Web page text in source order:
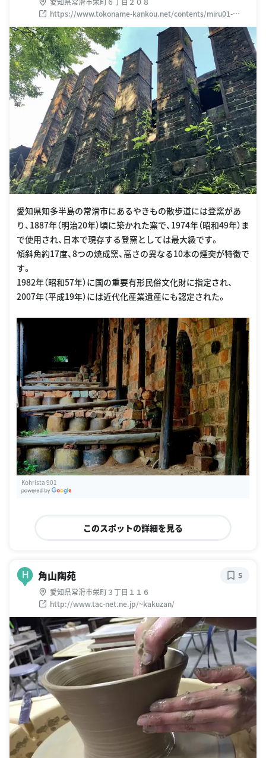
https://www.tokoname-kankou.net/contents/miru01-
03.html
愛知県知多半島の常滑市にあるやきもの散歩道には登窯があ
り、1887年（明治20年）頃に築かれた窯で、1974年（昭和49年）ま
で使用され、日本で現存する登窯としては最大級です。
傾斜角約17度、8つの焼成窯、高さの異なる10本の煙突が特徴で
す。
1982年（昭和57年）に国の重要有形民俗文化財に指定され、
2007年（平成19年）には近代化産業遺産にも認定された。
Kohrista 901
このスポットの詳細を見る
H 角山陶苑
愛知県常滑市栄町３丁目１１６
http://www.tac-net.ne.jp/~kakuzan/
5